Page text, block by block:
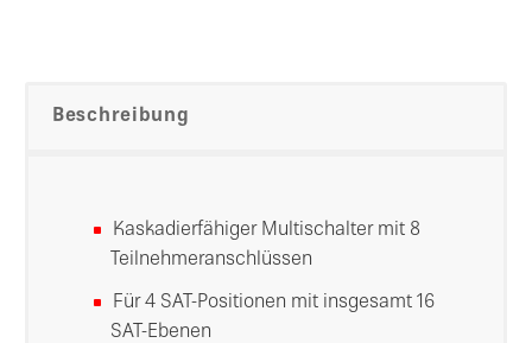
Beschreibung
Kaskadierfähiger Multischalter mit 8
Teilnehmeranschlüssen
Für 4 SAT-Positionen mit insgesamt 16
SAT-Ebenen